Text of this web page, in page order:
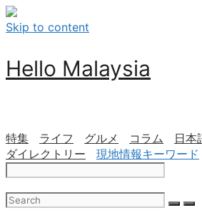
Skip to content
Hello Malaysia
特集 ライフ グルメ コラム 日本
ダイレクトリー
現地情報キーワード